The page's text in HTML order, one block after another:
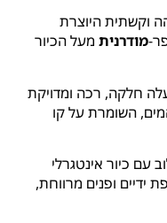
וקשתית היוצרת
מודרנית מעל הכיור
חלקה, רכה ומדויקת
השומרת על קו
עם כיור אינטגרלי
ופנים מרווחת,